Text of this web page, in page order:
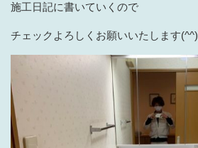
施工日記に書いていくので
チェックよろしくお願いいたします(^^)